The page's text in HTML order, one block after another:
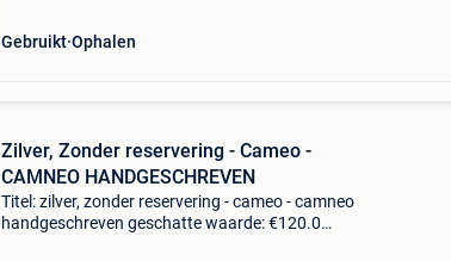
Gebruikt Ophalen
Zilver, Zonder reservering - Cameo -
CAMNEO HANDGESCHREVEN
Titel: zilver, zonder reservering - cameo - camneo
handgeschreven geschatte waarde: €120.0